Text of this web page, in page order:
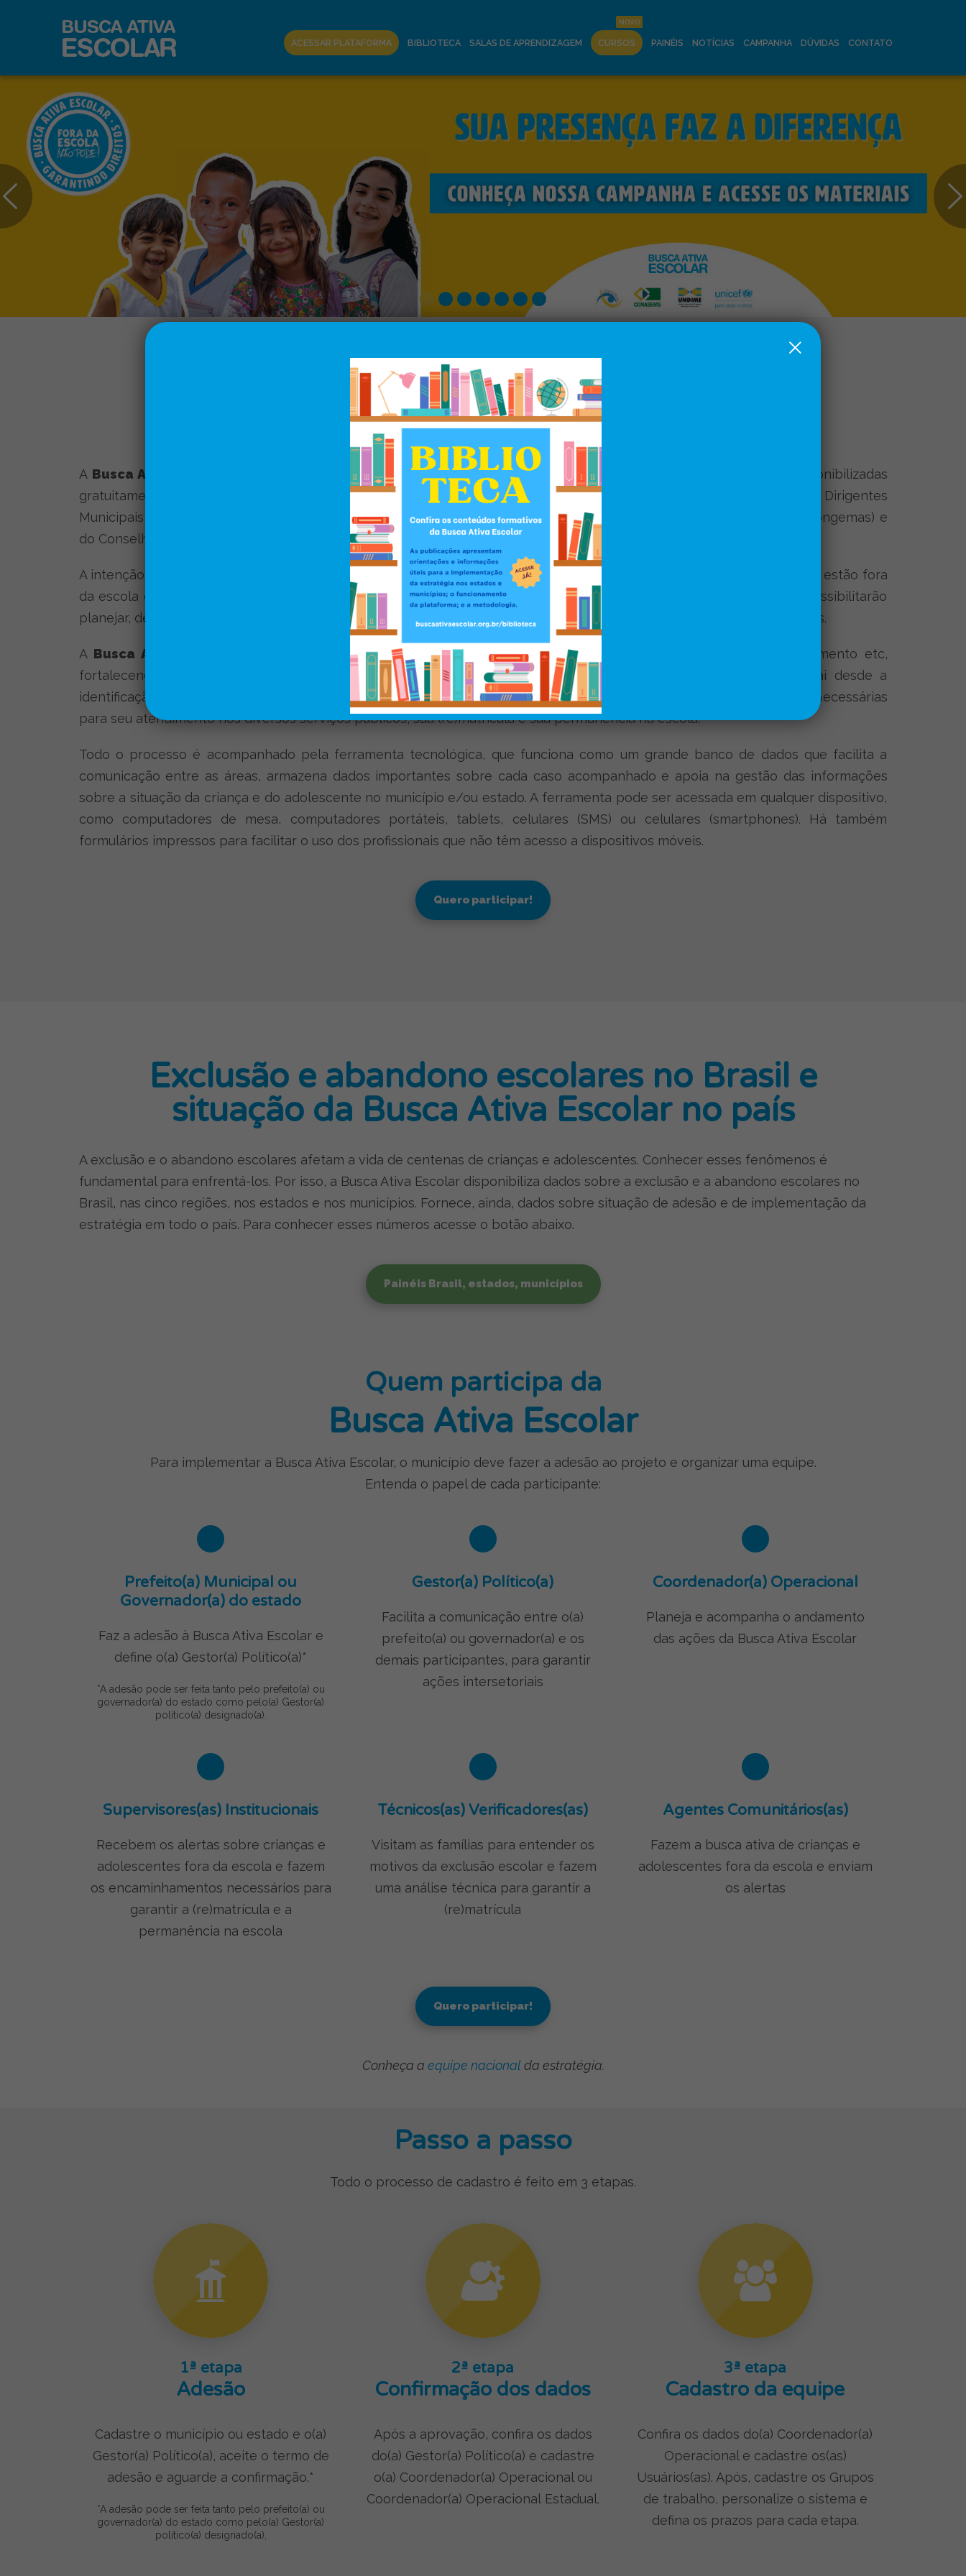
ACESSAR PLATAFORMA BIBLIOTECA SALAS DE APRENDIZAGEM CURSOS PAINÉIS NOTÍCIAS CAMPANHA DÚVIDAS CONTATO
Previous
Sobre a
Busca Ativa Escolar
A Busca Ativa Escolar
é uma estratégia composta por uma metodologia social e uma ferramenta tecnológica disponibilizadas
gratuitamente para estados e municípios. Ela foi desenvolvida pelo UNICEF, em parceria com a União Nacional dos Dirigentes
Municipais de Educação (Undime) e com apoio do Colegiado Nacional de Gestores Municipais de Assistência Social (Congemas) e
do Conselho Nacional de Secretarias Municipais de Saúde (Conasems).
A intenção é apoiar os governos na identificação, registro, controle e acompanhamento de crianças e adolescentes que estão fora
da escola ou em risco de evasão. Por meio da Busca Ativa Escolar, municípios e estados têm dados concretos que possibilitarão
planejar, desenvolver e implementar políticas públicas que contribuam para a garantia de direitos de meninas e meninos.
A Busca Ativa Escolar
reúne representantes de diferentes áreas – Educação, Saúde, Assistência Social, Planejamento etc,
fortalecendo, dessa forma, a rede de proteção. Cada secretaria e profissional tem um papel específico, que vai desde a
identificação de uma criança ou adolescente fora da escola ou em risco de abandono, até a tomada das providências necessárias
para seu atendimento nos diversos serviços públicos, sua (re)matrícula e sua permanência na escola.
Todo o processo é acompanhado pela ferramenta tecnológica, que funciona como um grande banco de dados que facilita a
comunicação entre as áreas, armazena dados importantes sobre cada caso acompanhado e apoia na gestão das informações
sobre a situação da criança e do adolescente no município e/ou estado. A ferramenta pode ser acessada em qualquer dispositivo,
como computadores de mesa, computadores portáteis, tablets, celulares (SMS) ou celulares (smartphones). Há também
formulários impressos para facilitar o uso dos profissionais que não têm acesso a dispositivos móveis.
Quero participar!
Exclusão e abandono escolares no Brasil e
situação da Busca Ativa Escolar no país
A exclusão e o abandono escolares afetam a vida de centenas de crianças e adolescentes. Conhecer esses fenômenos é
fundamental para enfrentá-los. Por isso, a Busca Ativa Escolar disponibiliza dados sobre a exclusão e a abandono escolares no
Brasil, nas cinco regiões, nos estados e nos municípios. Fornece, ainda, dados sobre situação de adesão e de implementação da
estratégia em todo o país. Para conhecer esses números acesse o botão abaixo.
Painéis Brasil, estados, municípios
Quem participa da
Busca Ativa Escolar
Para implementar a Busca Ativa Escolar, o município deve fazer a adesão ao projeto e organizar uma equipe.
Entenda o papel de cada participante:
Prefeito(a) Municipal ou
Governador(a) do estado
Faz a adesão à Busca Ativa Escolar e
define o(a) Gestor(a) Político(a)*
*A adesão pode ser feita tanto pelo prefeito(a) ou
governador(a) do estado como pelo(a) Gestor(a)
político(a) designado(a).
Gestor(a) Político(a)
Facilita a comunicação entre o(a)
prefeito(a) ou governador(a) e os
demais participantes, para garantir
ações intersetoriais
Coordenador(a) Operacional
Planeja e acompanha o andamento
das ações da Busca Ativa Escolar
Supervisores(as) Institucionais
Recebem os alertas sobre crianças e
adolescentes fora da escola e fazem
os encaminhamentos necessários para
garantir a (re)matrícula e a
permanência na escola
Técnicos(as) Verificadores(as)
Visitam as famílias para entender os
motivos da exclusão escolar e fazem
uma análise técnica para garantir a
(re)matrícula
Agentes Comunitários(as)
Fazem a busca ativa de crianças e
adolescentes fora da escola e enviam
os alertas
Quero participar!
Conheça a equipe nacional da estratégia.
Passo a passo
Todo o processo de cadastro é feito em 3 etapas.
1ª etapa
Adesão
Cadastre o município ou estado e o(a)
Gestor(a) Político(a), aceite o termo de
adesão e aguarde a confirmação.*
*A adesão pode ser feita tanto pelo prefeito(a) ou
governador(a) do estado como pelo(a) Gestor(a)
político(a) designado(a),
2ª etapa
Confirmação dos dados
Após a aprovação, confira os dados
do(a) Gestor(a) Político(a) e cadastre
o(a) Coordenador(a) Operacional ou
Coordenador(a) Operacional Estadual.
3ª etapa
Cadastro da equipe
Confira os dados do(a) Coordenador(a)
Operacional e cadastre os(as)
Usuários(as). Após, cadastre os Grupos
de trabalho, personalize o sistema e
defina os prazos para cada etapa.